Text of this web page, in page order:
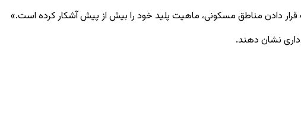
دادن مناطق مسکونی، ماهیت پلید خود را بیش از پیش آشکار کرده است.»
نشان دهند.